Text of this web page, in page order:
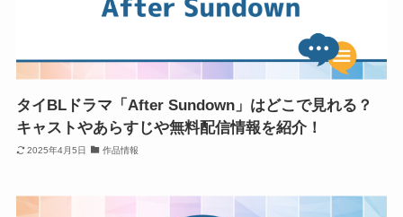
タイBLドラマ「After Sundown」はどこで見れる？
キャストやあらすじや無料配信情報を紹介！
2025年4月5日 作品情報